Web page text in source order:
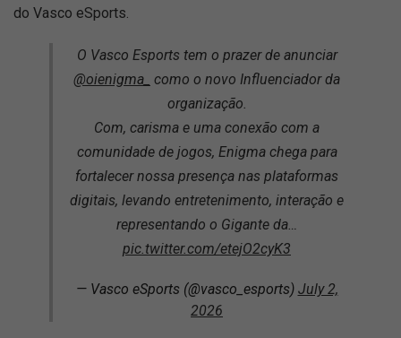
do Vasco eSports.
O Vasco Esports tem o prazer de anunciar
@oienigma_ como o novo Influenciador da
organização.
Com, carisma e uma conexão com a
comunidade de jogos, Enigma chega para
fortalecer nossa presença nas plataformas
digitais, levando entretenimento, interação e
representando o Gigante da…
pic.twitter.com/etejO2cyK3
— Vasco eSports (@vasco_esports) July 2,
2026